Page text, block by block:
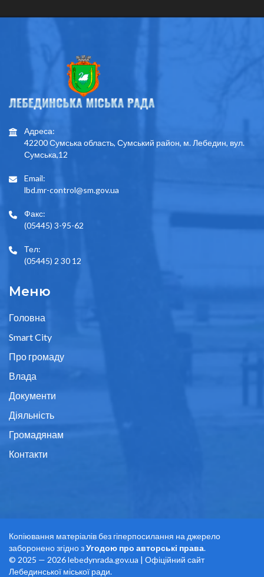
Адреса:
42200 Сумська область, Сумський район, м. Лебедин, вул.
Сумська,12
Email:
lbd.mr-control@sm.gov.ua
Факс:
(05445) 3-95-62
Тел:
(05445) 2 30 12
Меню
Головна
Smart City
Про громаду
Влада
Документи
Діяльність
Громадянам
Контакти
Копіювання матеріалів без гіперпосилання на джерело
заборонено згідно зУгодою про авторські права.
© 2025 — 2026 lebedynrada.gov.ua | Офіційний сайт
Лебединської міської ради.